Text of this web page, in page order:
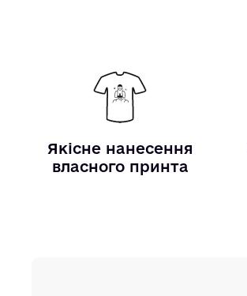
Якісне нанесення
власного принта